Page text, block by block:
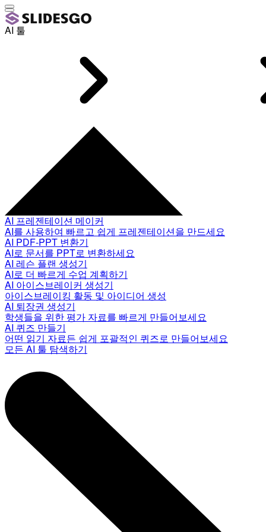
AI 툴
AI 프레젠테이션 메이커
AI를 사용하여 빠르고 쉽게 프레젠테이션을 만드세요
AI PDF-PPT 변환기
AI로 문서를 PPT로 변환하세요
AI 레슨 플랜 생성기
AI로 더 빠르게 수업 계획하기
AI 아이스브레이커 생성기
아이스브레이킹 활동 및 아이디어 생성
AI 퇴장권 생성기
학생들을 위한 평가 자료를 빠르게 만들어보세요
AI 퀴즈 만들기
어떤 읽기 자료든 쉽게 포괄적인 퀴즈로 만들어보세요
모든 AI 툴 탐색하기